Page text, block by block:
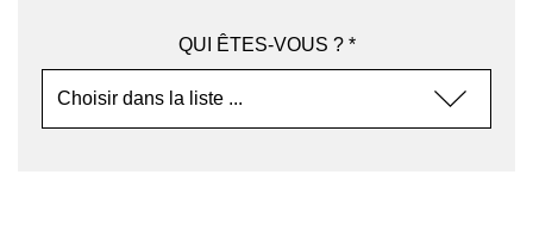
QUI ÊTES-VOUS ? *